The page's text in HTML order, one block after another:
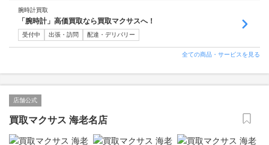
腕時計買取
「腕時計」高価買取なら買取マクサスへ！
受付中 出張・訪問 配達・デリバリー
全ての商品・サービスを見る
店舗公式
買取マクサス 海老名店